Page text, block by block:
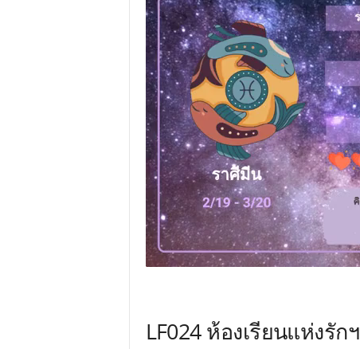
LF024 ห้องเรียนแห่งรักฯ